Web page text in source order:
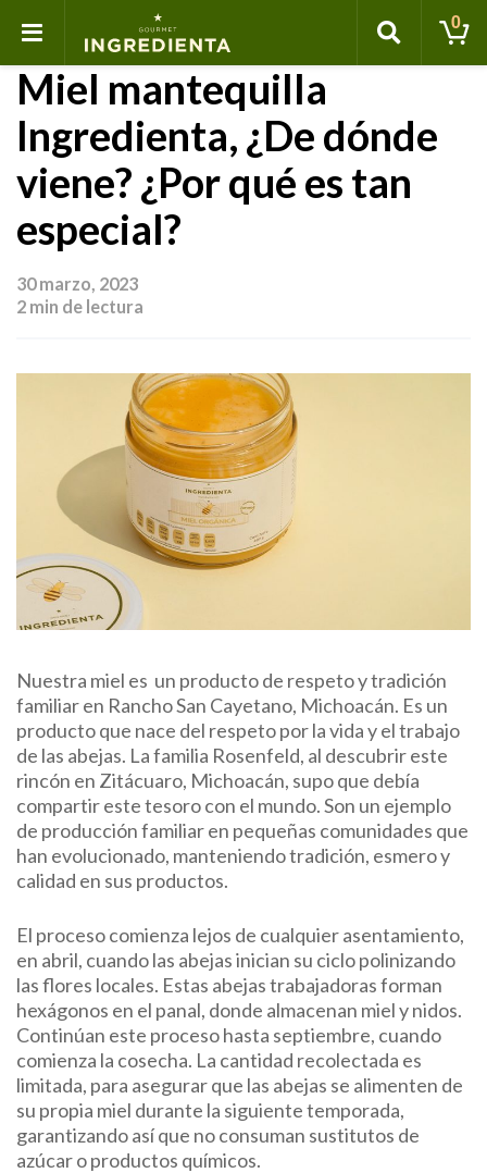
0
Miel mantequilla
Ingredienta, ¿De dónde
viene? ¿Por qué es tan
especial?
30 marzo, 2023
2 min de lectura
Nuestra miel es un producto de respeto y tradición
familiar en Rancho San Cayetano, Michoacán. Es un
producto que nace del respeto por la vida y el trabajo
de las abejas. La familia Rosenfeld, al descubrir este
rincón en Zitácuaro, Michoacán, supo que debía
compartir este tesoro con el mundo. Son un ejemplo
de producción familiar en pequeñas comunidades que
han evolucionado, manteniendo tradición, esmero y
calidad en sus productos.
El proceso comienza lejos de cualquier asentamiento,
en abril, cuando las abejas inician su ciclo polinizando
las flores locales. Estas abejas trabajadoras forman
hexágonos en el panal, donde almacenan miel y nidos.
Continúan este proceso hasta septiembre, cuando
comienza la cosecha. La cantidad recolectada es
limitada, para asegurar que las abejas se alimenten de
su propia miel durante la siguiente temporada,
garantizando así que no consuman sustitutos de
azúcar o productos químicos.